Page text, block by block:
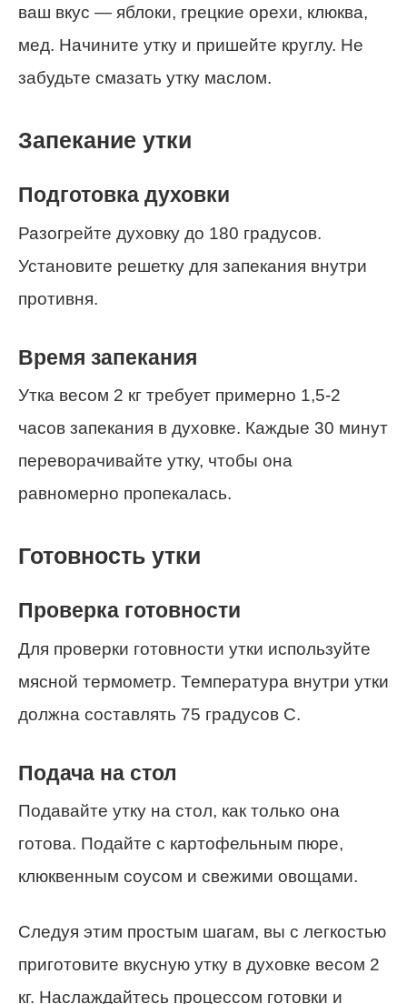
ваш вкус — яблоки, грецкие орехи, клюква,
мед. Начините утку и пришейте круглу. Не
забудьте смазать утку маслом.
Запекание утки
Подготовка духовки
Разогрейте духовку до 180 градусов.
Установите решетку для запекания внутри
противня.
Время запекания
Утка весом 2 кг требует примерно 1,5-2
часов запекания в духовке. Каждые 30 минут
переворачивайте утку, чтобы она
равномерно пропекалась.
Готовность утки
Проверка готовности
Для проверки готовности утки используйте
мясной термометр. Температура внутри утки
должна составлять 75 градусов С.
Подача на стол
Подавайте утку на стол, как только она
готова. Подайте с картофельным пюре,
клюквенным соусом и свежими овощами.
Следуя этим простым шагам, вы с легкостью
приготовите вкусную утку в духовке весом 2
кг. Наслаждайтесь процессом готовки и